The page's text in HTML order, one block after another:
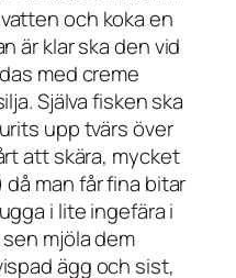
och koka en
är klar ska den vid
med creme
Själva fisken ska
upp tvärs över
att skära, mycket
man får fina bitar
i lite ingefära i
mjöla dem
ägg och sist,